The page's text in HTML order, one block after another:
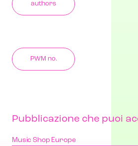
authors
PWM no.
Pubblicazione che puoi
Music Shop Europe